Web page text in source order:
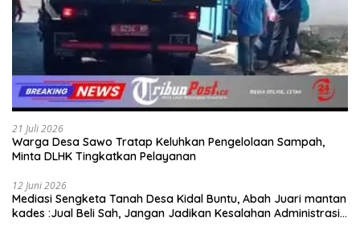
21 Juli 2026
Warga Desa Sawo Tratap Keluhkan Pengelolaan Sampah,
Minta DLHK Tingkatkan Pelayanan
12 Juni 2026
Mediasi Sengketa Tanah Desa Kidal Buntu, Abah Juari mantan
kades :Jual Beli Sah, Jangan Jadikan Kesalahan Administrasi